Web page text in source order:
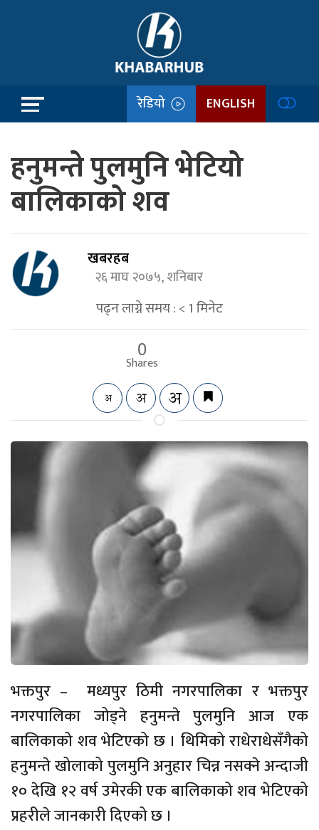
रेडियो ENGLISH
हनुमन्ते पुलमुनि भेटियो
बालिकाको शव
खबरहब
२६ माघ २०७५, शनिबार
पढ्न लाग्ने समय :< 1मिनेट
0
Shares
भक्तपुर – मध्यपुर ठिमी नगरपालिका र भक्तपुर
नगरपालिका जोड्ने हनुमन्ते पुलमुनि आज एक
बालिकाको शव भेटिएको छ । थिमिको राधेराधेसँगैको
हनुमन्ते खोलाको पुलमुनि अनुहार चिन्न नसक्ने अन्दाजी
१० देखि १२ वर्ष उमेरकी एक बालिकाको शव भेटिएको
प्रहरीले जानकारी दिएको छ ।